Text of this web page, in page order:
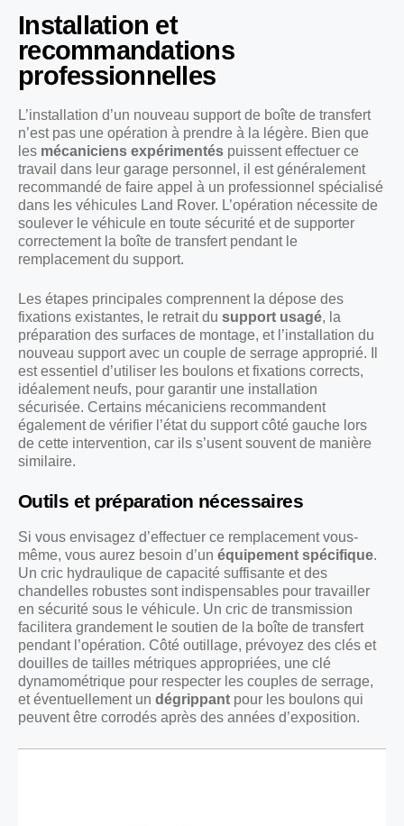
Installation et
recommandations
professionnelles
L’installation d’un nouveau support de boîte de transfert
n’est pas une opération à prendre à la légère. Bien que
les mécaniciens expérimentés puissent effectuer ce
travail dans leur garage personnel, il est généralement
recommandé de faire appel à un professionnel spécialisé
dans les véhicules Land Rover. L’opération nécessite de
soulever le véhicule en toute sécurité et de supporter
correctement la boîte de transfert pendant le
remplacement du support.
Les étapes principales comprennent la dépose des
fixations existantes, le retrait du support usagé, la
préparation des surfaces de montage, et l’installation du
nouveau support avec un couple de serrage approprié. Il
est essentiel d’utiliser les boulons et fixations corrects,
idéalement neufs, pour garantir une installation
sécurisée. Certains mécaniciens recommandent
également de vérifier l’état du support côté gauche lors
de cette intervention, car ils s’usent souvent de manière
similaire.
Outils et préparation nécessaires
Si vous envisagez d’effectuer ce remplacement vous-
même, vous aurez besoin d’un équipement spécifique.
Un cric hydraulique de capacité suffisante et des
chandelles robustes sont indispensables pour travailler
en sécurité sous le véhicule. Un cric de transmission
facilitera grandement le soutien de la boîte de transfert
pendant l’opération. Côté outillage, prévoyez des clés et
douilles de tailles métriques appropriées, une clé
dynamométrique pour respecter les couples de serrage,
et éventuellement un dégrippant pour les boulons qui
peuvent être corrodés après des années d’exposition.